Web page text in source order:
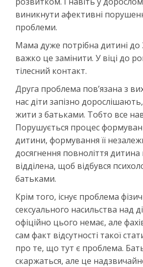
виникнути афективні
проблеми.
Мама дуже потрібна дитині до
важко це замінити. У віці до
тілесний контакт.
Друга проблема пов’язана з
нас діти запізно
жити з батьками. Тобто все
Порушується процес
дитини, формування її
досягнення повноліття дитина
відділена, щоб відбувся
батьками.
Крім того, існує проблема
сексуального насильства над
офіційно цього немає, але
сам факт відсутності такої
про те, що тут є проблема.
скаржаться, але це